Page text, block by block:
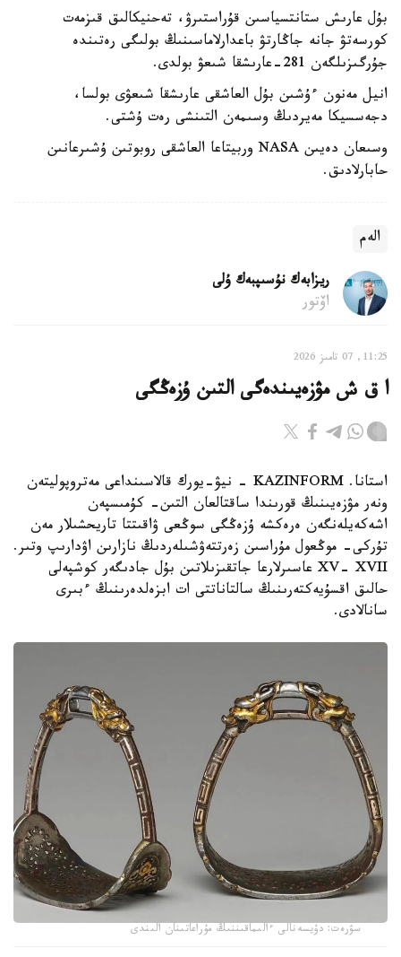
بۇل عارىش ستانتسياسىن قۇراستىرۋ، تەحنيكالىق قىزمەت
كورسەتۋ جانە جاڭارتۋ باعدارلاماسىنىڭ بولىگى رەتىندە
جۇرگىزىلگەن 281-عارىشقا شىعۋ بولدى.
انيل مەنون ءۇشىن بۇل العاشقى عارىشقا شىعۋى بولسا،
دجەسسيكا مەيردىڭ وسىمەن التىنشى رەت ۇشتى.
وسىعان دەيىن NASA وربيتاعا العاشقى روبوتىن ۇشىرعانىن
حابارلادىق.
الەم
ريزابەك نۇسىپبەك ۇلى
اۆتور
11:25, 07 تامىز 2026
ا ق ش مۋزەيىندەگى التىن ۇزەڭگى
استانا. KAZINFORM - نيۋ-يورك قالاسىنداعى مەتروپوليتەن
ونەر مۋزەيىنىڭ قورىندا ساقتالعان التىن- كۇمىسپەن
اشەكەيلەنگەن ەرەكشە ۇزەڭگى سوڭعى ۋاقىتتا تاريحشىلار مەن
تۇركى- موڭعول مۇراسىن زەرتتەۋشىلەردىڭ نازارىن اۋدارىپ وتىر.
XV- XVII عاسىرلارعا جاتقىزىلاتىن بۇل جادىگەر كوشپەلى
حالىق اقسۇيەكتەرىنىڭ سالتاناتتى ات ابزەلدەرىنىڭ ءبىرى
سانالادى.
سۋرەت: دۇيسەنالى ءالىماقىننىڭ مۇراعاتىنان الىندى